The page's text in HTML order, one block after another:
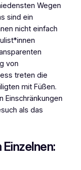
Wegen
sind ein
nicht einfach
von
treten die
mit Füßen.
Einschränkungen
als das